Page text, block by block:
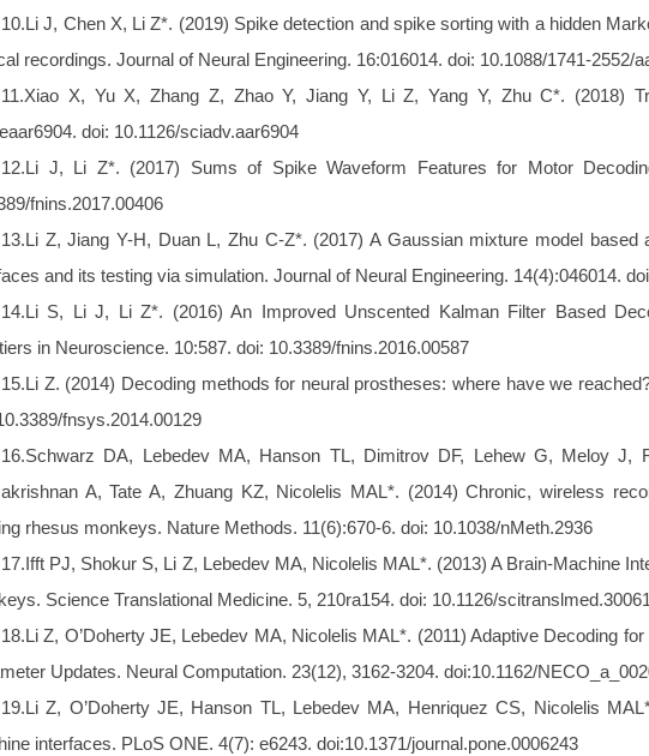
10.Li J, Chen X, Li Z*. (2019) Spike detection and spike sorting with a hidden
recordings. Journal of Neural Engineering. 16:016014. doi: 10.1088/1741-2552/
11.Xiao X, Yu X, Zhang Z, Zhao Y, Jiang Y, Li Z, Yang Y, Zhu C*. (2018)
doi: 10.1126/sciadv.aar6904
12.Li J, Li Z*. (2017) Sums of Spike Waveform Features for Motor
fnins.2017.00406
13.Li Z, Jiang Y-H, Duan L, Zhu C-Z*. (2017) A Gaussian mixture model based
and its testing via simulation. Journal of Neural Engineering. 14(4):046014.
14.Li S, Li J, Li Z*. (2016) An Improved Unscented Kalman Filter Based
in Neuroscience. 10:587. doi: 10.3389/fnins.2016.00587
15.Li Z. (2014) Decoding methods for neural prostheses: where have we
fnsys.2014.00129
16.Schwarz DA, Lebedev MA, Hanson TL, Dimitrov DF, Lehew G, Meloy J,
A, Tate A, Zhuang KZ, Nicolelis MAL*. (2014) Chronic, wireless
rhesus monkeys. Nature Methods. 11(6):670-6. doi: 10.1038/nMeth.2936
17.Ifft PJ, Shokur S, Li Z, Lebedev MA, Nicolelis MAL*. (2013) A Brain-Machine
Science Translational Medicine. 5, 210ra154. doi: 10.1126/
18.Li Z, O’Doherty JE, Lebedev MA, Nicolelis MAL*. (2011) Adaptive Decoding
Updates. Neural Computation. 23(12), 3162-3204. doi:10.1162/
19.Li Z, O’Doherty JE, Hanson TL, Lebedev MA, Henriquez CS, Nicolelis
interfaces. PLoS ONE. 4(7): e6243. doi:10.1371/journal.pone.0006243